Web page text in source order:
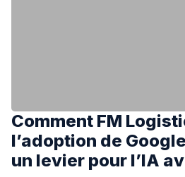
Comment FM
l’adoption de
un levier pour l’IA